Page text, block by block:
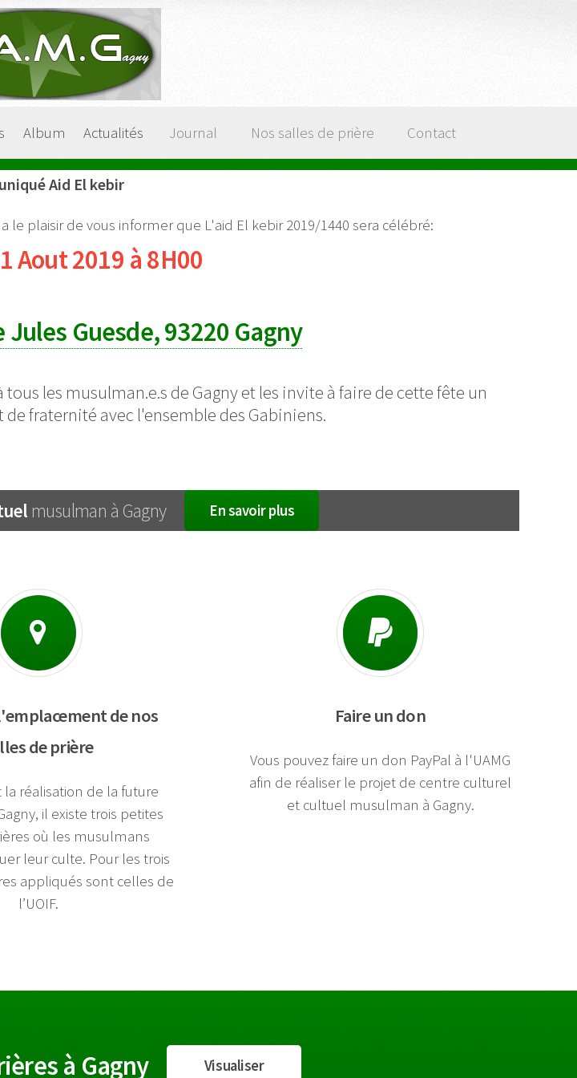
Album Actualités Journal Nos salles de prière Contact
Aid El kebir
a le plaisir de vous informer que L'aid El kebir 2019/1440 sera célébré:
Aout 2019 à 8H00
Jules Guesde, 93220 Gagny
les musulman.e.s de Gagny et les invite à faire de cette fête un
fraternité avec l'ensemble des Gabiniens.
musulman à Gagny En savoir plus
de nos
de prière
réalisation de la future
il existe trois petites
où les musulmans
leur culte. Pour les trois
appliqués sont celles de
l’UOIF.
Faire un don
Vous pouvez faire un don PayPal à l'UAMG
afin de réaliser le projet de centre culturel
et cultuel musulman à Gagny.
à Gagny Visualiser